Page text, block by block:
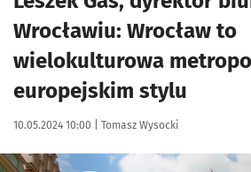
Wrocławiu: Wrocław to
wielokulturowa
europejskim stylu
Data publikacji:
10.05.2024 10:00 | Autor:
Tomasz Wysocki
Kliknij, aby zobaczyć galerię
Kliknij, aby powiększyć